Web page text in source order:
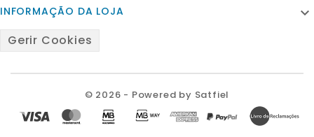
INFORMAÇÃO DA LOJA 
Gerir Cookies
© 2026 - Powered by Satfiel